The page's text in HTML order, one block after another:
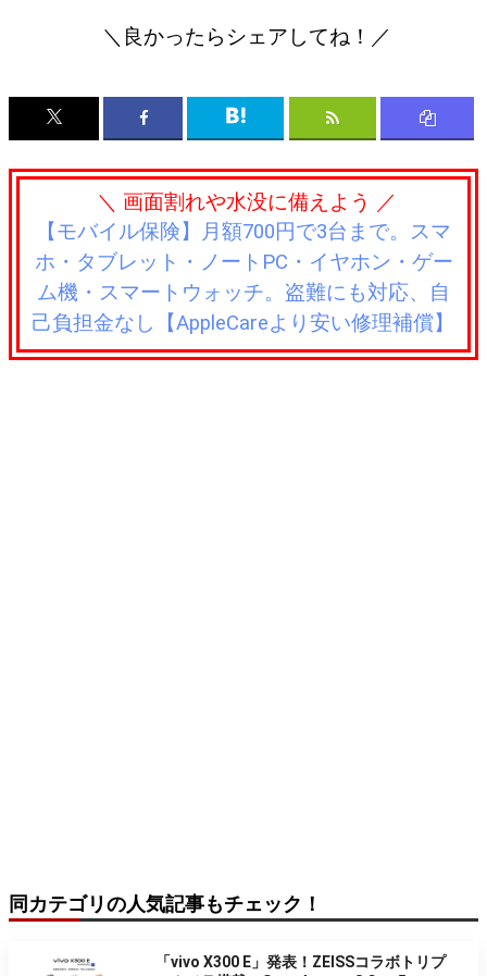
＼良かったらシェアしてね！／
＼ 画面割れや水没に備えよう ／
【モバイル保険】月額700円で3台まで。スマ
ホ・タブレット・ノートPC・イヤホン・ゲー
ム機・スマートウォッチ。盗難にも対応、自
己負担金なし【AppleCareより安い修理補償】
同カテゴリの人気記事もチェック！
「vivo X300 E」発表！ZEISSコラボトリプ